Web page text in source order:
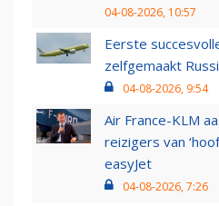
04-08-2026, 10:57
Eerste
zelfgemaakt
04-08-2026, 9:54
Air France-KLM
reizigers van
easyJet
04-08-2026, 7:26